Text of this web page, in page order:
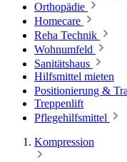
Orthopädie
Homecare
Reha Technik
Wohnumfeld
Sanitätshaus
Hilfsmittel mieten
Positionierung &
Treppenlift
Pflegehilfsmittel
Kompression